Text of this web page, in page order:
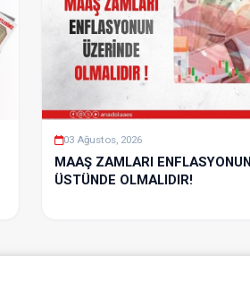
03 Ağustos, 2026
MAAŞ ZAMLARI ENFLASYONUN
ÜSTÜNDE OLMALIDIR!